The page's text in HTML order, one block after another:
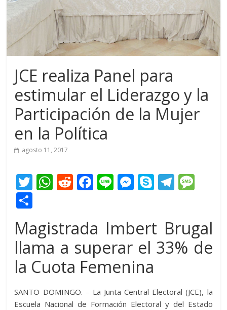
JCE realiza Panel para
estimular el Liderazgo y la
Participación de la Mujer
en la Política
agosto 11, 2017
T
er
W
s
A
p
p
R
di
t
F
b
o
o
k
Li M
e
n
g
er
S
p
e
T
gr
a
a
g
m
p
ar
r
Magistrada Imbert Brugal
llama a superar el 33% de
la Cuota Femenina
SANTO DOMINGO. – La Junta Central Electoral (JCE), la
Escuela Nacional de Formación Electoral y del Estado